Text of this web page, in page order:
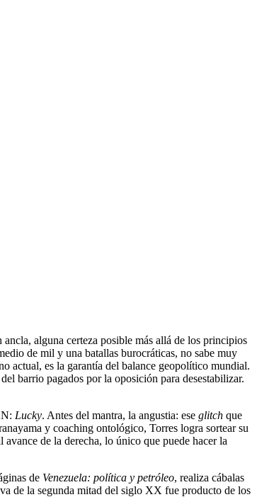
alguna certeza posible más allá de los principios
de mil y una batallas burocráticas, no sabe muy
actual, es la garantía del balance geopolítico mundial.
barrio pagados por la oposición para desestabilizar.
Lucky. Antes del mantra, la angustia: ese glitch que
y coaching ontológico, Torres logra sortear su
de la derecha, lo único que puede hacer la
de Venezuela: política y petróleo, realiza cábalas
de la segunda mitad del siglo XX fue producto de los